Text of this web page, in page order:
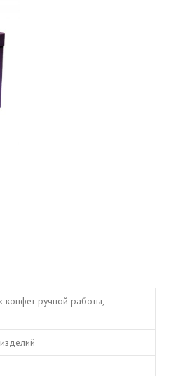
ручной работы,